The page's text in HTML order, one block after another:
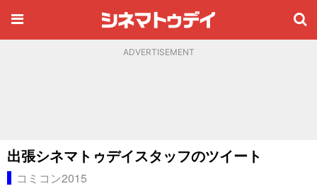
ADVERTISEMENT
出張シネマトゥデイスタッフのツイート
コミコン2015